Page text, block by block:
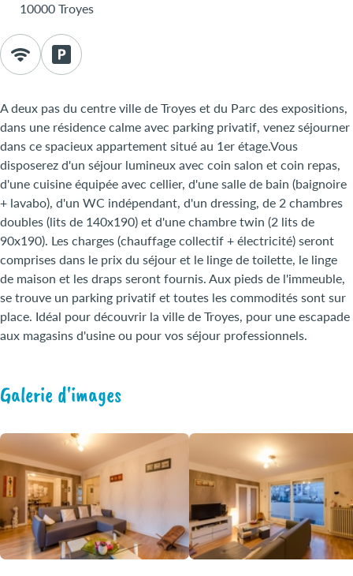
10000 Troyes
A deux pas du centre ville de Troyes et du Parc des expositions,
dans une résidence calme avec parking privatif, venez séjourner
dans ce spacieux appartement situé au 1er étage.Vous
disposerez d'un séjour lumineux avec coin salon et coin repas,
d'une cuisine équipée avec cellier, d'une salle de bain (baignoire
+ lavabo), d'un WC indépendant, d'un dressing, de 2 chambres
doubles (lits de 140x190) et d'une chambre twin (2 lits de
90x190). Les charges (chauffage collectif + électricité) seront
comprises dans le prix du séjour et le linge de toilette, le linge
de maison et les draps seront fournis. Aux pieds de l'immeuble,
se trouve un parking privatif et toutes les commodités sont sur
place. Idéal pour découvrir la ville de Troyes, pour une escapade
aux magasins d'usine ou pour vos séjour professionnels.
Galerie d'images